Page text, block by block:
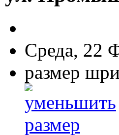
Среда, 22
размер